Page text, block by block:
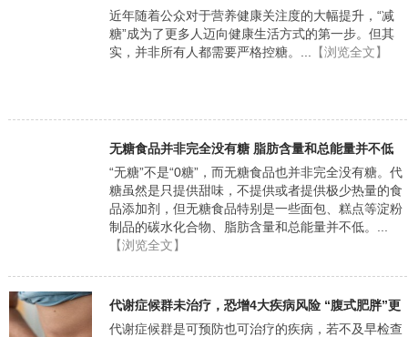
近年随着公众对于营养健康关注度的大幅提升，“减
糖”成为了更多人迈向健康生活方式的第一步。但其
实，并非所有人都需要严格控糖。...
【浏览全文】
无糖食品并非完全没有糖 脂肪含量和总能量并不低
“无糖”不是“0糖”，而无糖食品也并非完全没有糖。代
糖虽然是只提供甜味，不提供或者提供极少热量的食
品添加剂，但无糖食品特别是一些面包、糕点等淀粉
制品的碳水化合物、脂肪含量和总能量并不低。...
【浏览全文】
代谢症候群未治疗，恐增4大疾病风险 “腹式肥胖”更
要引起警惕
代谢症候群是可预防也可治疗的疾病，若不及早检查